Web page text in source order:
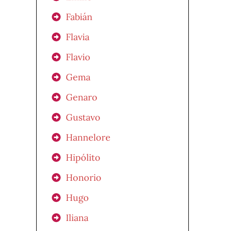
Fabián
Flavia
Flavio
Gema
Genaro
Gustavo
Hannelore
Hipólito
Honorio
Hugo
Iliana